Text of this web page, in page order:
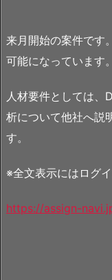
来月開始の案件です
可能になっています。
人材要件としては、
析について他社へ説
す。
※全文表示にはログイ
https://assign-